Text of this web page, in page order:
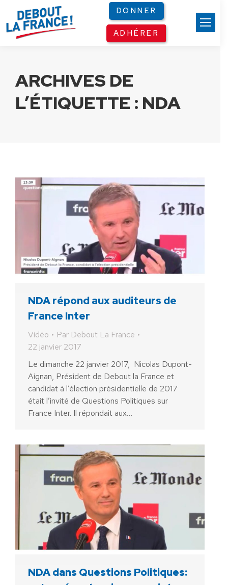
DONNER
ADHÉRER
ARCHIVES DE
L’ÉTIQUETTE : NDA
NDA répond aux auditeurs de
France Inter
Vidéo Par Debout La France
22 janvier 2017
Le dimanche 22 janvier 2017, Nicolas Dupont-
Aignan, Président de Debout la France et
candidat à l’élection présidentielle de 2017
était l’invité de Questions Politiques sur
France Inter. Il répondait aux…
NDA dans Questions Politiques:
Panneau de gestion des cookies